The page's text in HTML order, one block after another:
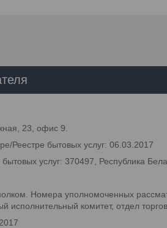
23, офис 9.
Реестре бытовых услуг: 06.03.2017
услуг: 370497, Республика
Номера уполномоченных
исполнительный комитет, отдел